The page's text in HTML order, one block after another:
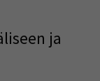
ja